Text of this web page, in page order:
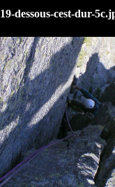
19-dessous-cest-dur-